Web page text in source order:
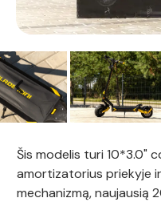
Šis modelis turi 10*3.0"
amortizatorius priekyje
mechanizmą, naujausią